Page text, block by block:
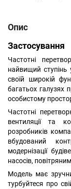
Опис
Застосування
Частотні
найвищий ступінь
своїй широкій
багатьох галузях
особистому
Частотні
вентиляції та
розробників
вбудований
модернізації
насосів,
Модель має
турбуйтеся про